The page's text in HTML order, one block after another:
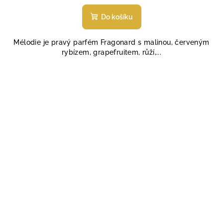
hodnocení
produktu
z
5
Do košíku
Mélodie je pravý parfém Fragonard s malinou, červeným
rybízem, grapefruitem, růží,...